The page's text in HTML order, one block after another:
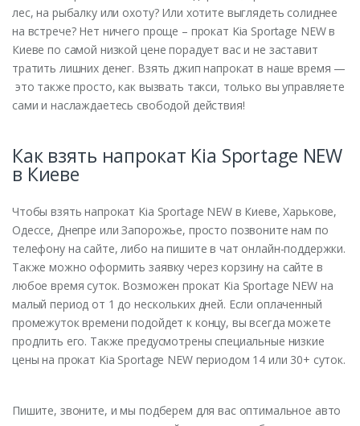
лес, на рыбалку или охоту? Или хотите выглядеть солиднее
на встрече? Нет ничего проще – прокат Kia Sportage NEW в
Киеве по самой низкой цене порадует вас и не заставит
тратить лишних денег. Взять джип напрокат в наше время —
это также просто, как вызвать такси, только вы управляете
сами и наслаждаетесь свободой действия!
Как взять напрокат Kia Sportage NEW
в Киеве
Чтобы взять напрокат Kia Sportage NEW в Киеве, Харькове,
Одессе, Днепре или Запорожье, просто позвоните нам по
телефону на сайте, либо на пишите в чат онлайн-поддержки.
Также можно оформить заявку через корзину на сайте в
любое время суток. Возможен прокат Kia Sportage NEW на
малый период от 1 до нескольких дней. Если оплаченный
промежуток времени подойдет к концу, вы всегда можете
продлить его. Также предусмотрены специальные низкие
цены на прокат Kia Sportage NEW периодом 14 или 30+ суток.
Пишите, звоните, и мы подберем для вас оптимальное авто